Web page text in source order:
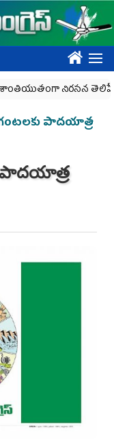
????
నిరసన తెలిపే
పాదయాత్ర
పాదయాత్ర